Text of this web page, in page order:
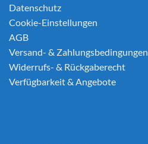
Datenschutz
Cookie-Einstellungen
AGB
Versand- & Zahlungsbedingungen
Widerrufs- & Rückgaberecht
Verfügbarkeit & Angebote